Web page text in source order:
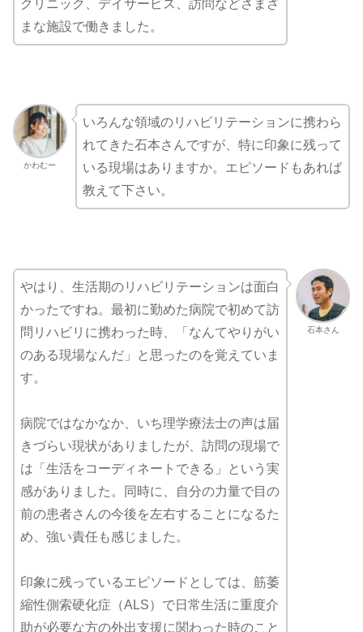
クリニック、デイサービス、訪問などさまざ
まな施設で働きました。
かわむー
いろんな領域のリハビリテーションに携わら
れてきた石本さんですが、特に印象に残って
いる現場はありますか。エピソードもあれば
教えて下さい。
石本さん
やはり、生活期のリハビリテーションは面白
かったですね。最初に勤めた病院で初めて訪
問リハビリに携わった時、「なんてやりがい
のある現場なんだ」と思ったのを覚えていま
す。
病院ではなかなか、いち理学療法士の声は届
きづらい現状がありましたが、訪問の現場で
は「生活をコーディネートできる」という実
感がありました。同時に、自分の力量で目の
前の患者さんの今後を左右することになるた
め、強い責任も感じました。
印象に残っているエピソードとしては、筋萎
縮性側索硬化症（ALS）で日常生活に重度介
助が必要な方の外出支援に関わった時のこと